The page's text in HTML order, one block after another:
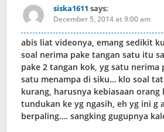
siska1611 says:
December 5, 2014 at 9:00 am
abis liat videonya, emang sedikit
soal nerima pake tangan satu itu
pake 2 tangan kok, yg satu nerima
satu menampa di siku… klo soal
kurang, harusnya kebiasaan orang
tundukan ke yg ngasih, eh yg ini g
berpaling…. sangking gugupnya